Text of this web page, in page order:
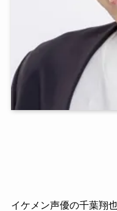
イケメン声優の千葉翔